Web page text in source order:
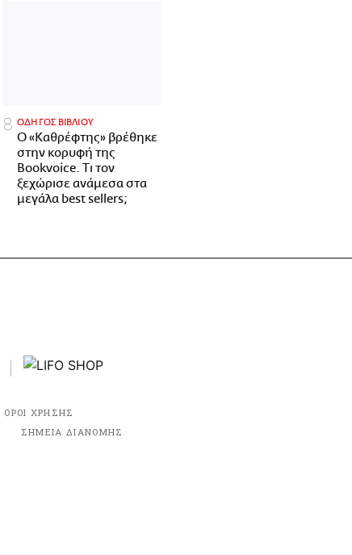
ΟΔΗΓΟΣ ΒΙΒΛΙΟΥ
Ο «Καθρέφτης» βρέθηκε
στην κορυφή της
Bookvoice. Τι τον
ξεχώρισε ανάμεσα στα
μεγάλα best sellers;
ΟΡΟΙ ΧΡΗΣΗΣ
ΣΗΜΕΙΑ ΔΙΑΝΟΜΗΣ